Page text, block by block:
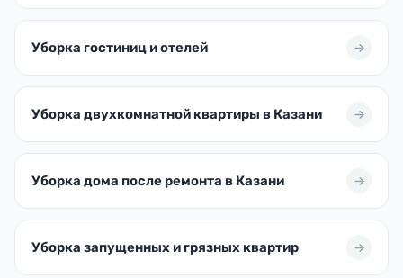
Уборка гостиниц и отелей
Уборка двухкомнатной квартиры в Казани
Уборка дома после ремонта в Казани
Уборка запущенных и грязных квартир